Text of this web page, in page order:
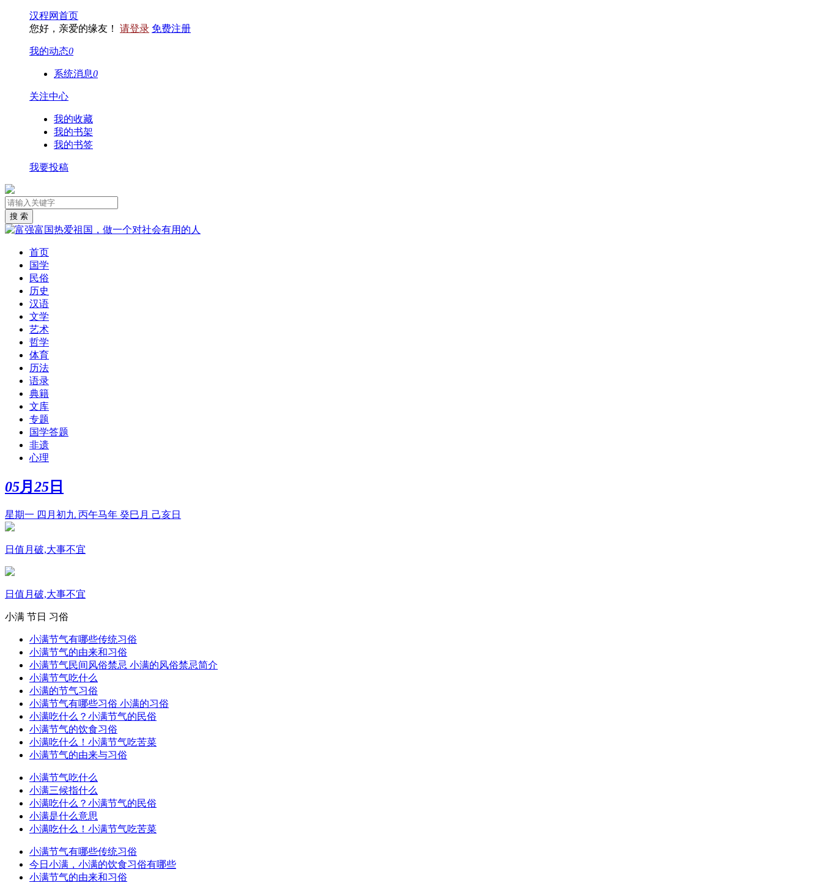
汉程网首页
您好，亲爱的缘友！ 请登录 免费注册
我的动态0
系统消息0
关注中心
我的收藏
我的书架
我的书签
我要投稿
首页
国学
民俗
历史
汉语
文学
艺术
哲学
体育
历法
语录
典籍
文库
专题
国学答题
非遗
心理
05月 25 日
星期一 四月初九 丙午马年 癸巳月 己亥日
日值月破,大事不宜
日值月破,大事不宜
小满 节日 习俗
小满节气有哪些传统习俗
小满节气的由来和习俗
小满节气民间风俗禁忌 小满的风俗禁忌简介
小满节气吃什么
小满的节气习俗
小满节气有哪些习俗 小满的习俗
小满吃什么？小满节气的民俗
小满节气的饮食习俗
小满吃什么！小满节气吃苦菜
小满节气的由来与习俗
小满节气吃什么
小满三候指什么
小满吃什么？小满节气的民俗
小满是什么意思
小满吃什么！小满节气吃苦菜
小满节气有哪些传统习俗
今日小满，小满的饮食习俗有哪些
小满节气的由来和习俗